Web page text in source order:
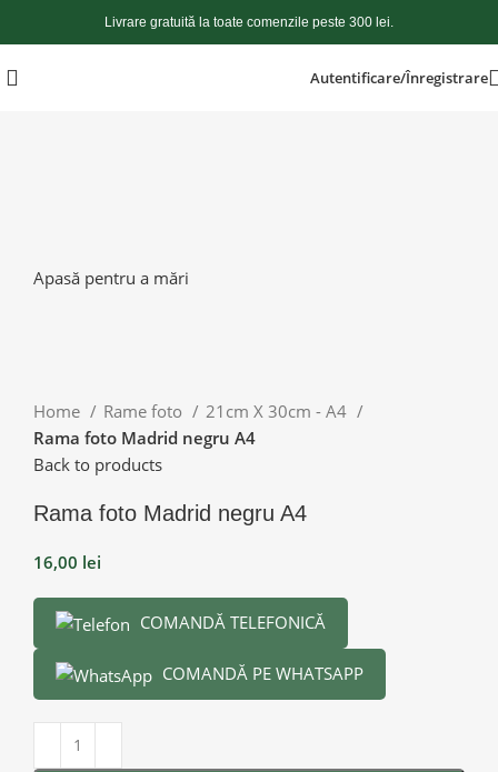
Livrare gratuită la toate comenzile peste 300 lei.
Autentificare/Înregistrare
Apasă pentru a mări
Home Rame foto
21cm X 30cm - A4
Rama foto Madrid negru A4
Back to products
Rama foto Madrid negru A4
16,00 lei
COMANDĂ TELEFONICĂ
COMANDĂ PE WHATSAPP